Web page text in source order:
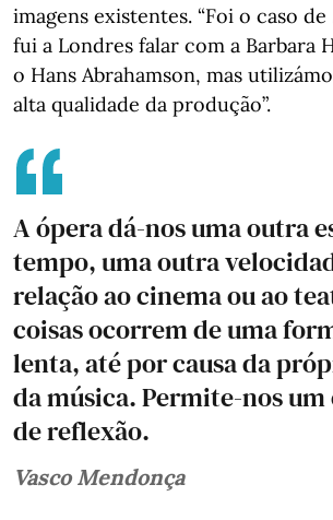
imagens existentes. “Foi o caso de
fui a Londres falar com a Barbara
o Hans Abrahamson, mas
alta qualidade da produção”.
A ópera dá-nos uma outra
tempo, uma outra
relação ao cinema ou ao
coisas ocorrem de uma
lenta, até por causa da
da música. Permite-nos
de reflexão.
Vasco Mendonça